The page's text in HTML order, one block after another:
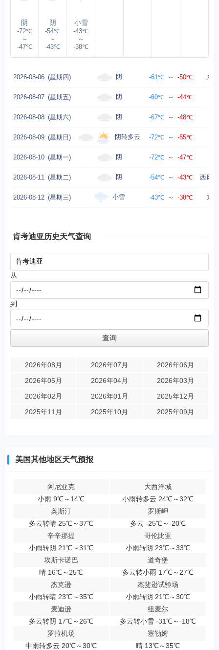
阴
-72℃
～
-47℃
阴
-54℃
～
-43℃
小雪
-43℃
～
-38℃
2026-08-06 (星期四) 阴 -61℃ ～ -50℃ 东
2026-08-07 (星期五) 阴 -60℃ ～ -44℃
2026-08-08 (星期六) 阴 -67℃ ～ -48℃
2026-08-09 (星期日) 阴转多云 -72℃ ～ -55℃
2026-08-10 (星期一) 阴 -72℃ ～ -47℃
2026-08-11 (星期二) 阴 -54℃ ～ -43℃ 西风
2026-08-12 (星期三) 小雪 -43℃ ～ -38℃ 东
肯考迪亚历史天气查询
从
到
2026年08月 2026年07月
2026年06月
2026年05月
2026年04月
2026年03月
2026年02月
2026年01月
2025年12月
2025年11月
2025年10月 2025年09月
美国其他地区天气预报
阿尼亚克
小雨 9℃～14℃
大西洋城
小雨转多云 24℃～32℃
奥斯汀
多云转晴 25℃～37℃
罗斯岬
多云 -25℃～-20℃
辛辛那提
小雨转阴 21℃～31℃
哥伦比亚
小雨转阴 23℃～33℃
埃斯卡诺巴
晴 16℃～25℃
道奇堡
多云转小雨 17℃～27℃
杰克逊
小雨转晴 23℃～35℃
杰斐逊试验场
小雨转阴 21℃～30℃
麦迪逊
多云转阴 17℃～26℃
纽麦尔
多云转小雪 -31℃～-18℃
罗拉机场
中雨转多云 20℃～30℃
塞勒姆
晴 13℃～35℃